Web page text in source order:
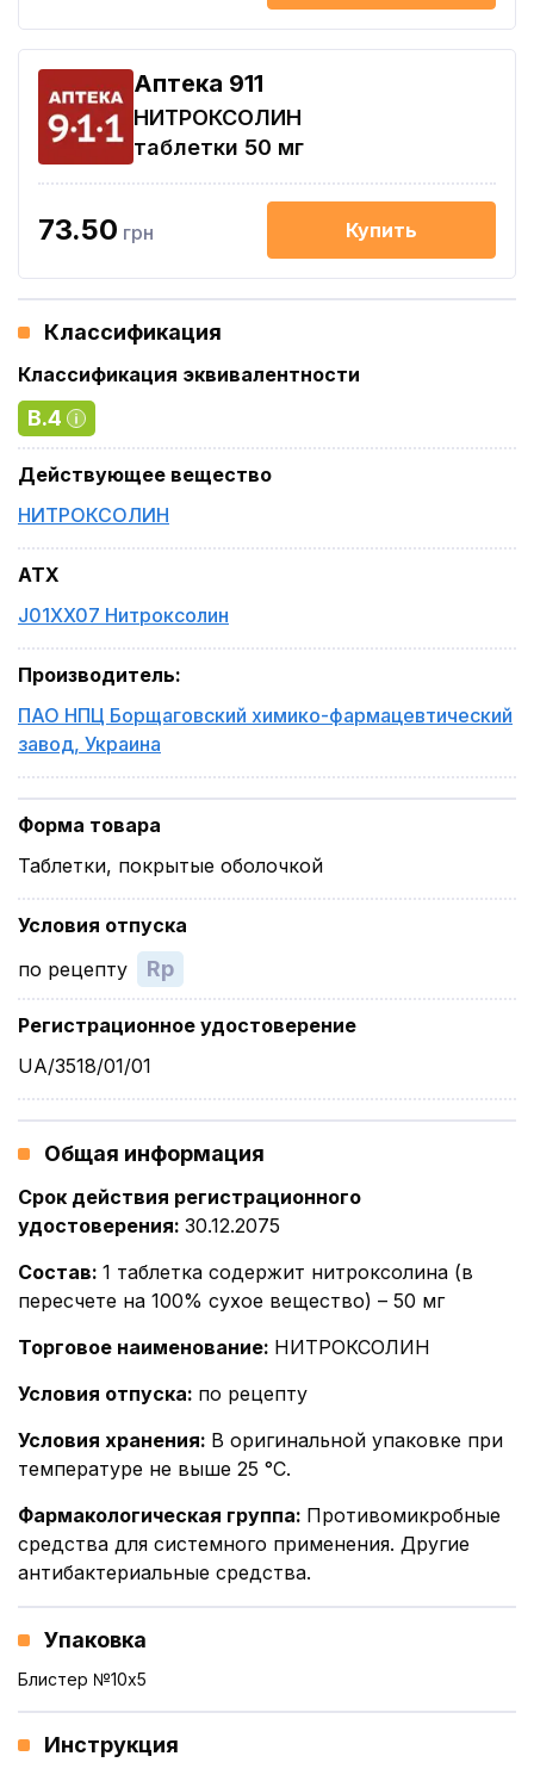
Aптека 911
НИТРОКСОЛИН
таблетки 50 мг
73.50 грн Купить
Классификация
Классификация эквивалентности
B.4
Действующее вещество
НИТРОКСОЛИН
ATX
J01XX07 Нитроксолин
Производитель:
ПАО НПЦ Борщаговский химико-фармацевтический
завод, Украина
Форма товара
Таблетки, покрытые оболочкой
Условия отпуска
по рецепту
Rp
Регистрационное удостоверение
UA/3518/01/01
Общая информация
Срок действия регистрационного
удостоверения: 30.12.2075
Состав: 1 таблетка содержит нитроксолина (в
пересчете на 100% сухое вещество) – 50 мг
Торговое наименование: НИТРОКСОЛИН
Условия отпуска: по рецепту
Условия хранения: В оригинальной упаковке при
температуре не выше 25 °С.
Фармакологическая группа: Противомикробные
средства для системного применения. Другие
антибактериальные средства.
Упаковка
Блистер №10x5
Инструкция